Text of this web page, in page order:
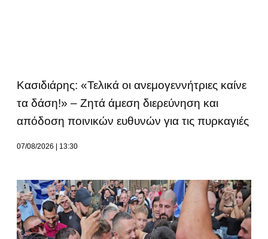
Κασιδιάρης: «Τελικά οι ανεμογεννήτριες καίνε
τα δάση!» – Ζητά άμεση διερεύνηση και
απόδοση ποινικών ευθυνών για τις πυρκαγιές
07/08/2026 13:30